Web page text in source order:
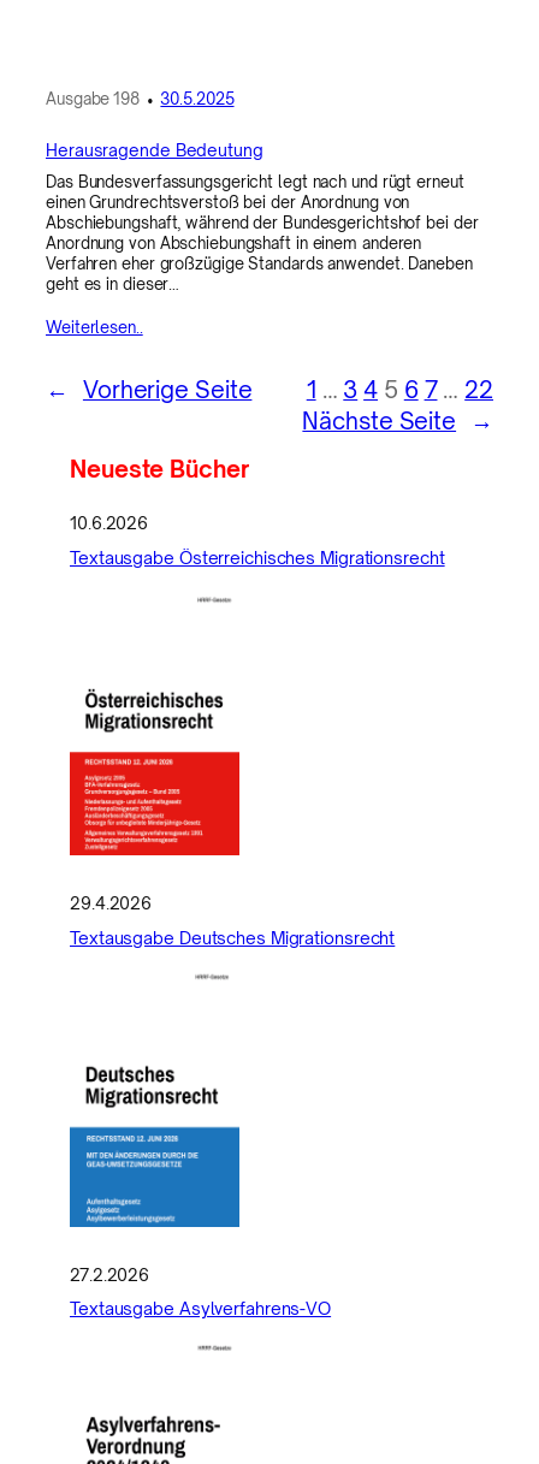
Ausgabe198•30.5.2025
Herausragende Bedeutung
Das Bundesverfassungsgericht legt nach und rügt erneut
einen Grundrechtsverstoß bei der Anordnung von
Abschiebungshaft, während der Bundesgerichtshof bei der
Anordnung von Abschiebungshaft in einem anderen
Verfahren eher großzügige Standards anwendet. Daneben
geht es in dieser…
Weiterlesen..
← Vorherige Seite 1 … 3 4 5 6 7 … 22
Nächste Seite
→
Neueste Bücher
10.6.2026
Textausgabe Österreichisches Migrationsrecht
29.4.2026
Textausgabe Deutsches Migrationsrecht
27.2.2026
Textausgabe Asylverfahrens-VO